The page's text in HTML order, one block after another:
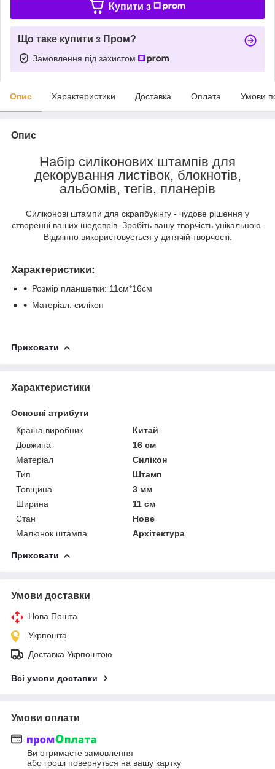
Купити з
Що таке купити з Пром?
Замовлення під захистом
Опис Характеристики Доставка Оплата Умови
Опис
Набір силіконових штампів для
декорування листівок, блокнотів,
альбомів, тегів, планерів
Силіконові штампи для скрапбукінгу - чудове рішення у
створенні ваших шедеврів. Зробіть вашу творчість унікальною.
Відмінно використовується у дитячій творчості.
Характеристики:
Розмір планшетки: 11см*16см
Матеріал: силікон
Приховати
Характеристики
Основні атрибути
Країна виробник
Китай
Довжина
16 см
Матеріал
Силікон
Тип
Штамп
Товщина
3 мм
Ширина
11 см
Стан
Нове
Малюнок штампа
Архітектура
Приховати
Умови доставки
Нова Пошта
Укрпошта
Доставка Укрпоштою
Всі умови доставки
Умови оплати
Ви отримаєте замовлення
або гроші повернуться на вашу картку